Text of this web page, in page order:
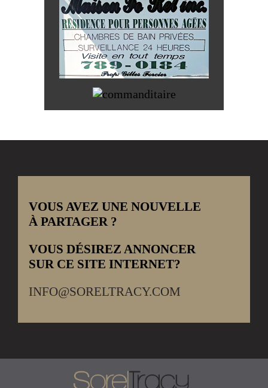
VOUS AVEZ UNE NOUVELLE
À PARTAGER ?
VOUS DÉSIREZ ANNONCER
SUR CE SITE INTERNET?
INFO@SORELTRACY.COM